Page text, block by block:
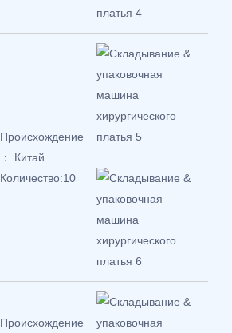
Происхождение
： Китай
Количество:10
Происхождение